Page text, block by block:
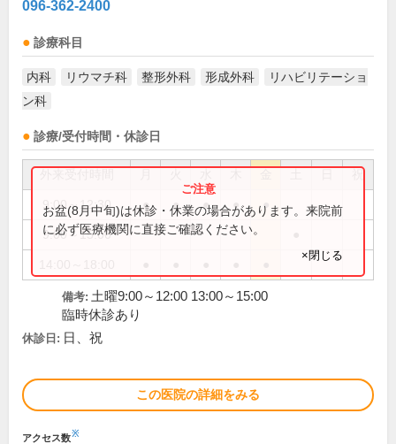
096-362-2400
診療科目
内科 リウマチ科 整形外科 形成外科
リハビリテーショ
ン科
診療/受付時間・休診日
祝
9:00～12:30 ● ● ● ● ●
9:00～15:00
お盆(8月中旬)は休診・休業の場合があります。来院前
に必ず医療機関に直接ご確認ください。
×閉じる
備考: 土曜9:00～12:00 13:00～15:00
臨時休診あり
休診日: 日、祝
この医院の詳細をみる
アクセス数※